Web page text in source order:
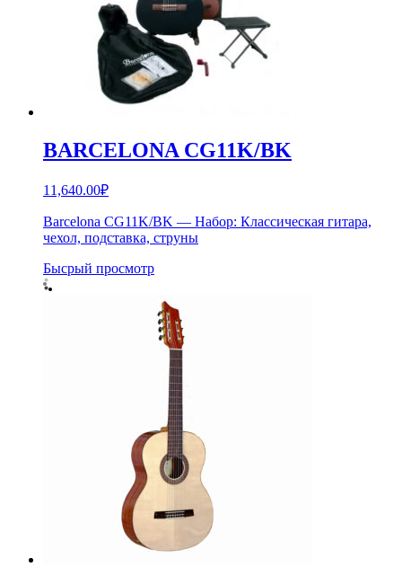
BARCELONA CG11K/BK
11,640.00₽
Barcelona CG11K/BK — Набор: Классическая гитара,
чехол, подставка, струны
Бысрый просмотр